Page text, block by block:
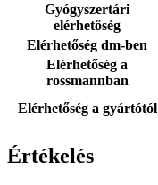
Gyógyszertári
elérhetőség
Elérhetőség dm-ben
Elérhetőség a
rossmannban
Elérhetőség a gyártótól
Értékelés